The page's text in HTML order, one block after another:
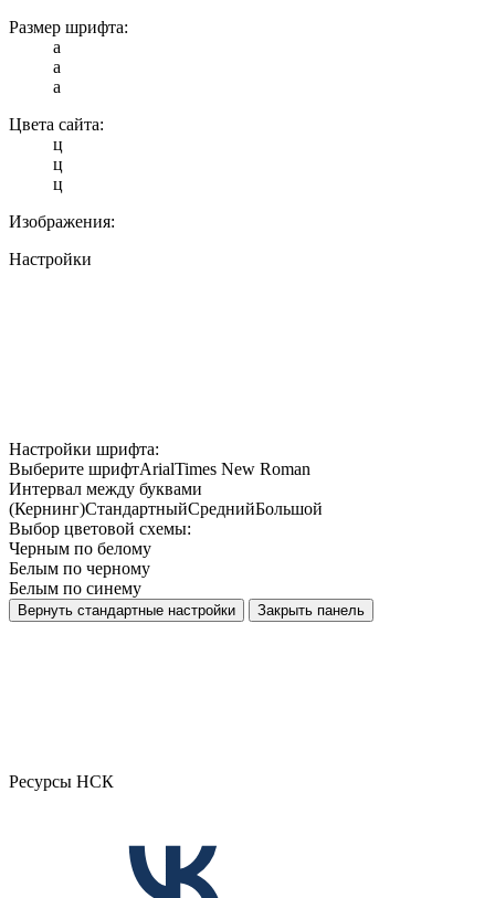
Размер шрифта:
a
a
a
Цвета сайта:
ц
ц
ц
Изображения:
Настройки
Настройки шрифта:
Выберите шрифтArialTimes New Roman
Интервал между буквами
(Кернинг)СтандартныйСреднийБольшой
Выбор цветовой схемы:
Черным по белому
Белым по черному
Белым по синему
Вернуть стандартные настройки Закрыть панель
Ресурсы НСК